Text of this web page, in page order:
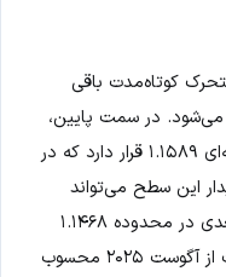
کوتاه‌مدت باقی
می‌شود. در سمت پایین،
حمایت مهم در محدوده کف شش‌هفته‌ای ۱.۱۵۸۹ قرار دارد که در
این سطح می‌تواند
مسیر افت بیشتر را به سمت حمایت بعدی در محدوده ۱.۱۴۶۸
هموار کند؛ سطحی که پایین‌ترین قیمت از آگوست ۲۰۲۵ محسوب